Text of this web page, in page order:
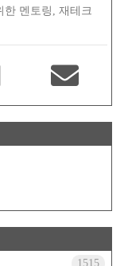
한 멘토링, 재테크
1515